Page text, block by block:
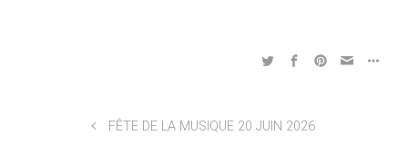
FÊTE DE LA MUSIQUE 20 JUIN 2026